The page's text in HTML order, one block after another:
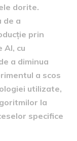
dorite.
de a
prin
cu
a diminua
a scos
utilizate,
la
specifice